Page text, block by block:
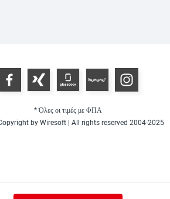
* Όλες οι τιμές με ΦΠΑ
by Wiresoft | All rights reserved 2004-2025